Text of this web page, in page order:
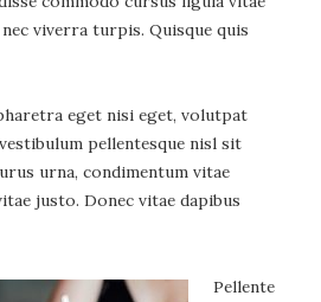
viverra turpis. Quisque quis
eget nisi eget, volutpat
pellentesque nisl sit
urna, condimentum vitae
justo. Donec vitae dapibus
Pellente